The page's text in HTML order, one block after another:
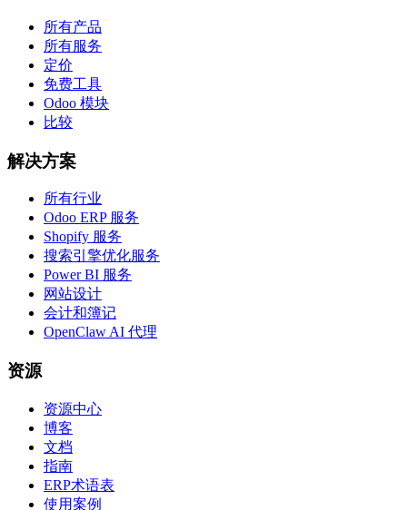
所有产品
所有服务
定价
免费工具
Odoo 模块
比较
解决方案
所有行业
Odoo ERP 服务
Shopify 服务
搜索引擎优化服务
Power BI 服务
网站设计
会计和簿记
OpenClaw AI 代理
资源
资源中心
博客
文档
指南
ERP术语表
使用案例